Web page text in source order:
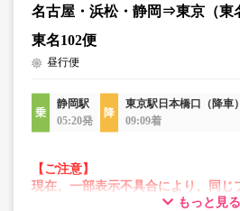
名古屋・浜松・静岡⇒東京（東
東名102便
昼行便
静岡駅
05:20発
東京駅日本橋口（降車）
09:09着
【ご注意】
現在、一部表示不具合により、同じ
される場合がございます。もっと見る